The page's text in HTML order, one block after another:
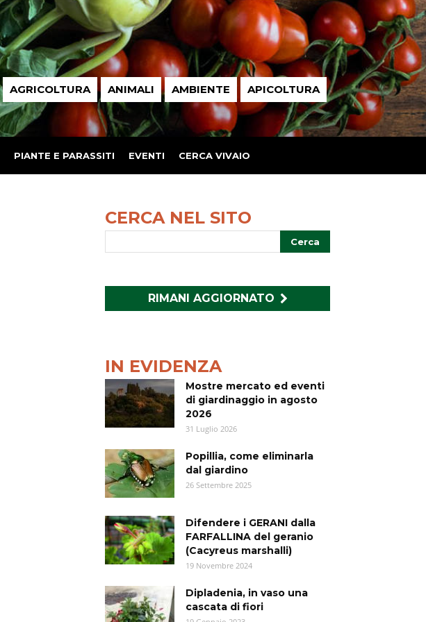
AGRICOLTURA ANIMALI AMBIENTE APICOLTURA
PIANTE E PARASSITI EVENTI CERCA VIVAIO
CERCA NEL SITO
RIMANI AGGIORNATO
IN EVIDENZA
Mostre mercato ed eventi
di giardinaggio in agosto
2026
31 Luglio 2026
Popillia, come eliminarla
dal giardino
26 Settembre 2025
Difendere i GERANI dalla
FARFALLINA del geranio
(Cacyreus marshalli)
19 Novembre 2024
Dipladenia, in vaso una
cascata di fiori